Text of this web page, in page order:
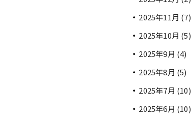
2025年11月 (7)
2025年10月 (5)
2025年9月 (4)
2025年8月 (5)
2025年7月 (10)
2025年6月 (10)